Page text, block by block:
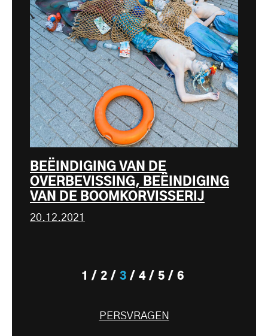
BEËINDIGING VAN DE
OVERBEVISSING, BEËINDIGING
VAN DE BOOMKORVISSERIJ
20.12.2021
1 2 3 4 5 6
PERSVRAGEN